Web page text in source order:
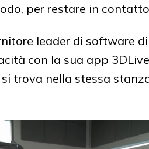
per restare in
leader di software
con la sua app
trova nella stessa